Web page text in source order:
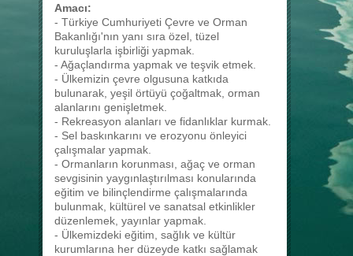
Amacı:
- Türkiye Cumhuriyeti Çevre ve Orman
Bakanlığı'nın yanı sıra özel, tüzel
kuruluşlarla işbirliği yapmak.
- Ağaçlandırma yapmak ve teşvik etmek.
- Ülkemizin çevre olgusuna katkıda
bulunarak, yeşil örtüyü çoğaltmak, orman
alanlarını genişletmek.
- Rekreasyon alanları ve fidanlıklar kurmak.
- Sel baskınkarını ve erozyonu önleyici
çalışmalar yapmak.
- Ormanların korunması, ağaç ve orman
sevgisinin yaygınlaştırılması konularında
eğitim ve bilinçlendirme çalışmalarında
bulunmak, kültürel ve sanatsal etkinlikler
düzenlemek, yayınlar yapmak.
- Ülkemizdeki eğitim, sağlık ve kültür
kurumlarına her düzeyde katkı sağlamak